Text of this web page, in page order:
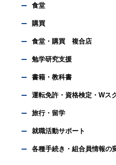
食堂
購買
食堂・購買 複合店
勉学研究支援
書籍・教科書
運転免許・資格検定・Wス
旅行・留学
就職活動サポート
各種手続き・組合員情報の